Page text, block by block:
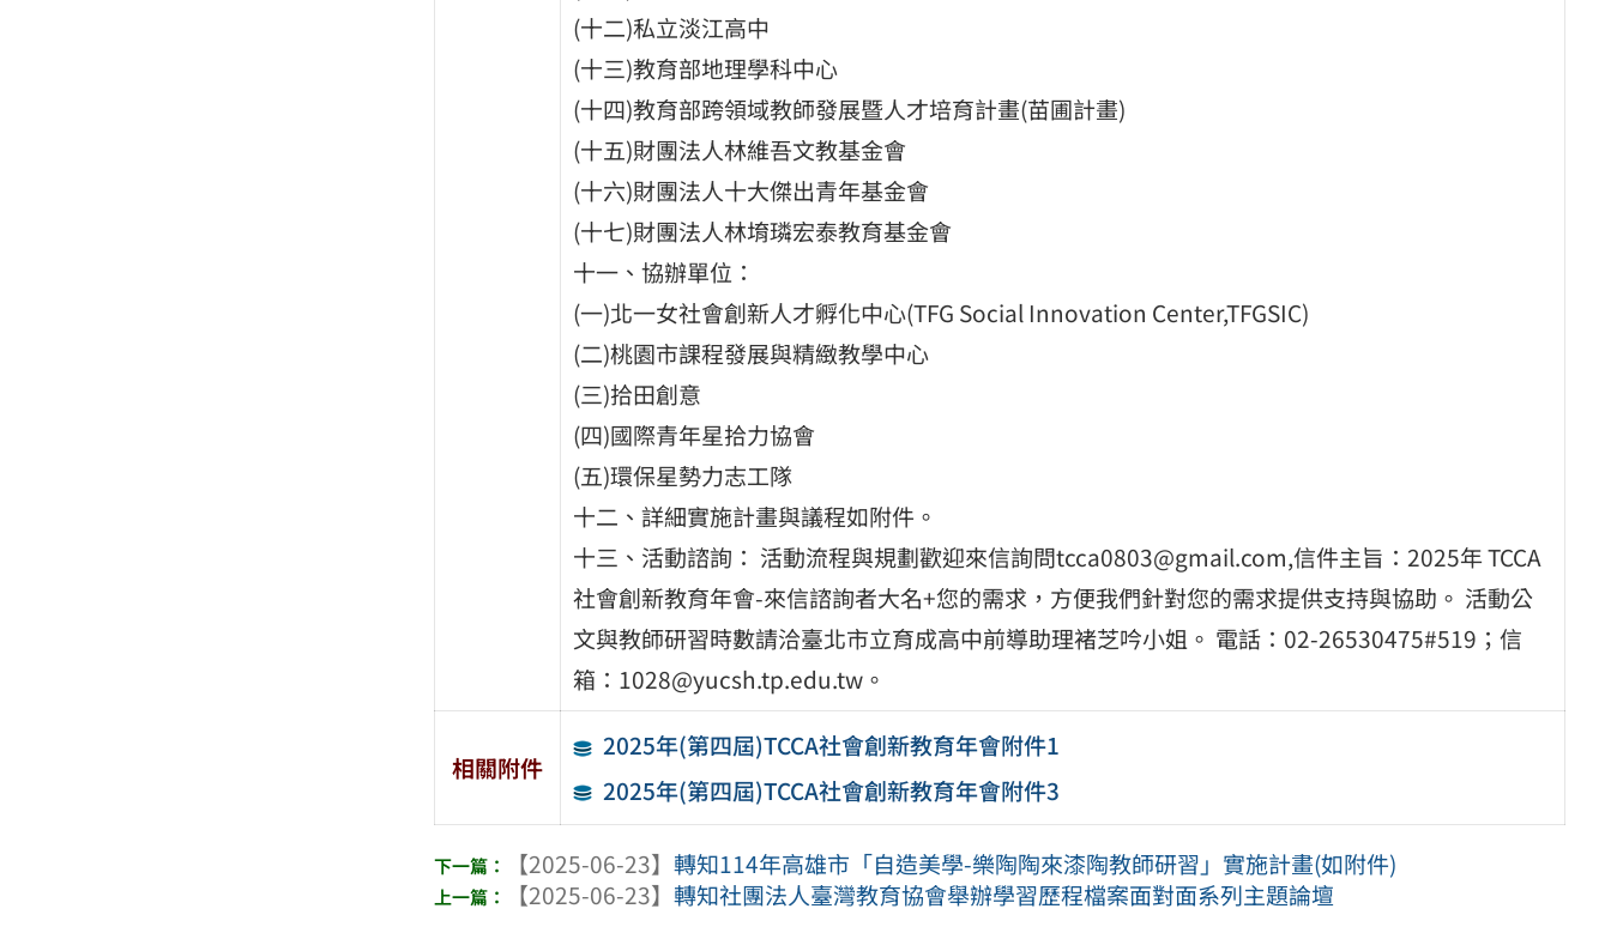
(十二)私立淡江高中
(十三)教育部地理學科中心
(十四)教育部跨領域教師發展暨人才培育計畫(苗圃計畫)
(十五)財團法人林維吾文教基金會
(十六)財團法人十大傑出青年基金會
(十七)財團法人林堉璘宏泰教育基金會
十一、協辦單位：
(一)北一女社會創新人才孵化中心(TFG Social Innovation Center,TFGSIC)
(二)桃園市課程發展與精緻教學中心
(三)拾田創意
(四)國際青年星拾力協會
(五)環保星勢力志工隊
十二、詳細實施計畫與議程如附件。
十三、活動諮詢： 活動流程與規劃歡迎來信詢問tcca0803@gmail.com,信件主旨：2025年 TCCA
社會創新教育年會-來信諮詢者大名+您的需求，方便我們針對您的需求提供支持與協助。 活動公
文與教師研習時數請洽臺北市立育成高中前導助理褚芝吟小姐。 電話：02-26530475#519；信
箱：1028@yucsh.tp.edu.tw。
相關附件
2025年(第四屆)TCCA社會創新教育年會附件1
2025年(第四屆)TCCA社會創新教育年會附件3
【2025-06-23】轉知114年高雄市「自造美學-樂陶陶來漆陶教師研習」實施計畫(如附件)
【2025-06-23】轉知社團法人臺灣教育協會舉辦學習歷程檔案面對面系列主題論壇